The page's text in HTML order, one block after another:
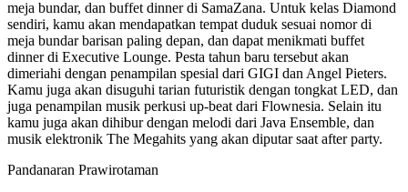
meja bundar, dan buffet dinner di SamaZana. Untuk kelas Diamond
sendiri, kamu akan mendapatkan tempat duduk sesuai nomor di
meja bundar barisan paling depan, dan dapat menikmati buffet
dinner di Executive Lounge. Pesta tahun baru tersebut akan
dimeriahi dengan penampilan spesial dari GIGI dan Angel Pieters.
Kamu juga akan disuguhi tarian futuristik dengan tongkat LED, dan
juga penampilan musik perkusi up-beat dari Flownesia. Selain itu
kamu juga akan dihibur dengan melodi dari Java Ensemble, dan
musik elektronik The Megahits yang akan diputar saat after party.
Pandanaran Prawirotaman